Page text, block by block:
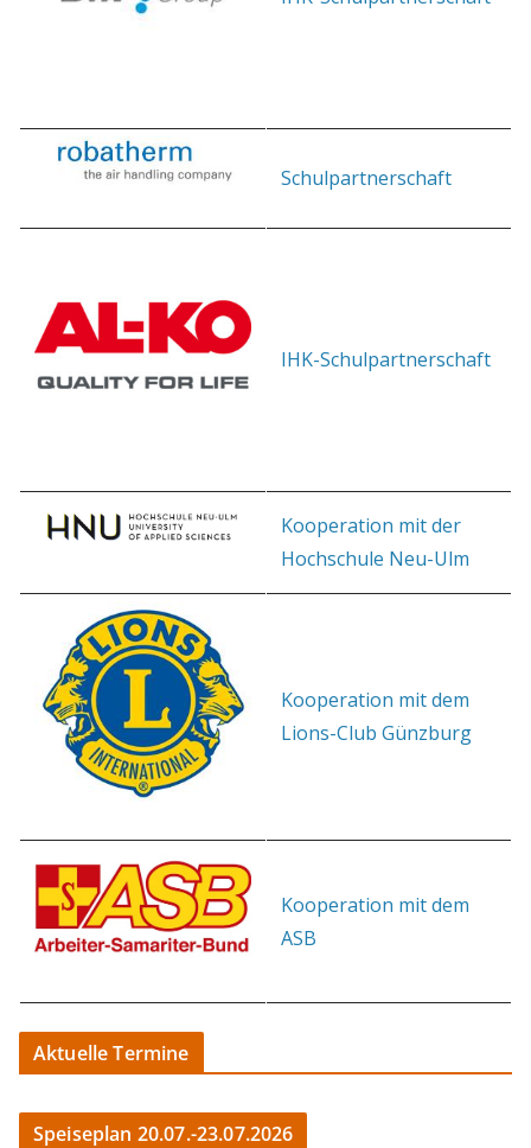
Schulpartnerschaft
IHK-Schulpartnerschaft
Kooperation mit der
Hochschule Neu-Ulm
Kooperation mit dem
Lions-Club Günzburg
Kooperation mit dem
ASB
Aktuelle Termine
Speiseplan 20.07.-23.07.2026